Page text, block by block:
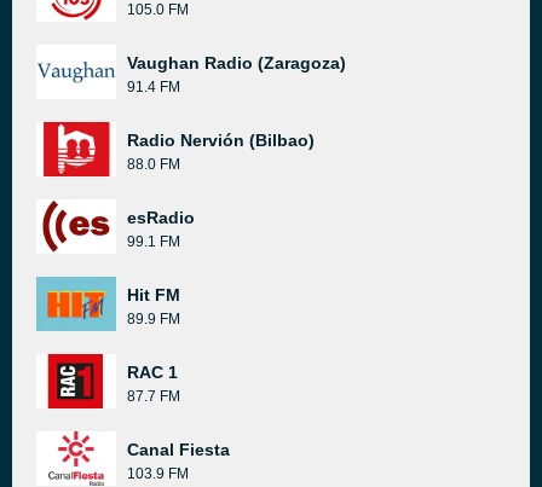
105.0 FM
Vaughan Radio (Zaragoza)
91.4 FM
Radio Nervión (Bilbao)
88.0 FM
esRadio
99.1 FM
Hit FM
89.9 FM
RAC 1
87.7 FM
Canal Fiesta
103.9 FM